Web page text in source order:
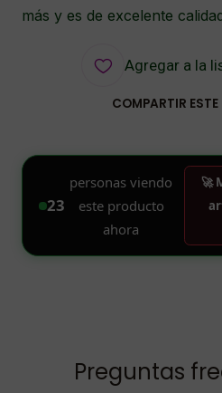
más y es de excelente
Agregar a la
COMPARTIR
Preguntas